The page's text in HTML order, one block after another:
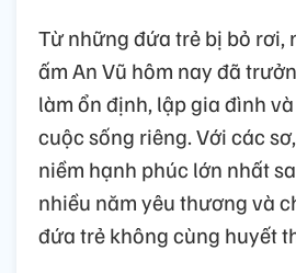
Từ những đứa trẻ bị bỏ rơi,
ấm An Vũ hôm nay đã
làm ổn định, lập gia đình
cuộc sống riêng. Với các
niềm hạnh phúc lớn nhất
nhiều năm yêu thương và
đứa trẻ không cùng huyết